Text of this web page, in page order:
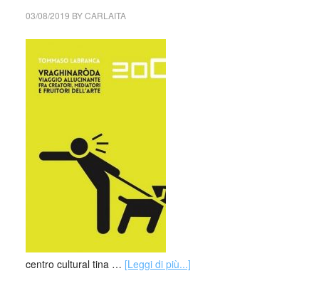
03/08/2019 BYCARLAITA
centro cultural tina … [Leggi di più...]